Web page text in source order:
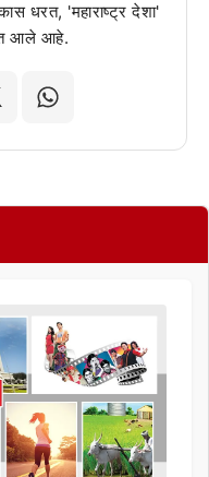
धरत, 'महाराष्ट्र देशा'
आले आहे.